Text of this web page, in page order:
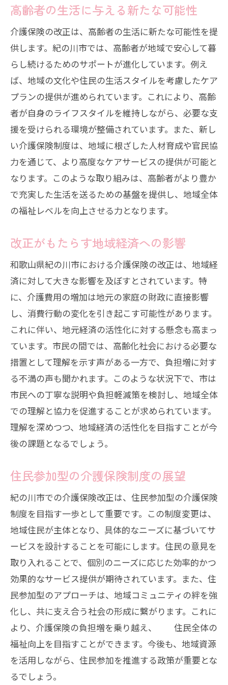
地域住民が知るべき介護保険改正の詳細とそ
の影響
新しい介護保険制度のポイント解説
住民が直面する具体的な影響とは
介護保険料の変更と家庭への影響
改正による生活の質への影響分析
地域住民に求められる知識と理解
政策変更に伴う相談窓口の活用法
介護保険改正に対する紀の川市民の声と支援
策の展開
市民の声を反映した政策改善の取り組み
支援策の現状と今後の展開予定
能性を考察
持続可能な介護保険制度への道筋
未来を見据えた高齢者支援のビジョン
革新を遂げる介護サービスの在り方
地域特性を活かした制度の進化
和歌山県紀の川市における介護保険改正の課
題と克服策
改正に伴う課題とその影響の分析
新制度下での問題解決事例の紹介
介護保険制度の進化を辿る紀の川市の福祉の
未来展望
歴史から見る介護保険制度の変遷
制度発展の鍵となる技術革新
地方自治体の役割と未来への挑戦
高齢者の生活に与える新たな可能性
介護保険の改正は、高齢者の生活に新たな可能性を提
供します。紀の川市では、高齢者が地域で安心して暮
らし続けるためのサポートが進化しています。例え
ば、地域の文化や住民の生活スタイルを考慮したケア
プランの提供が進められています。これにより、高齢
者が自身のライフスタイルを維持しながら、必要な支
援を受けられる環境が整備されています。また、新し
い介護保険制度は、地域に根ざした人材育成や官民協
力を通じて、より高度なケアサービスの提供が可能と
なります。このような取り組みは、高齢者がより豊か
で充実した生活を送るための基盤を提供し、地域全体
の福祉レベルを向上させる力となります。
改正がもたらす地域経済への影響
和歌山県紀の川市における介護保険の改正は、地域経
済に対して大きな影響を及ぼすとされています。特
に、介護費用の増加は地元の家庭の財政に直接影響
し、消費行動の変化を引き起こす可能性があります。
これに伴い、地元経済の活性化に対する懸念も高まっ
ています。市民の間では、高齢化社会における必要な
措置として理解を示す声がある一方で、負担増に対す
る不満の声も聞かれます。このような状況下で、市は
市民への丁寧な説明や負担軽減策を検討し、地域全体
での理解と協力を促進することが求められています。
理解を深めつつ、地域経済の活性化を目指すことが今
後の課題となるでしょう。
住民参加型の介護保険制度の展望
紀の川市での介護保険改正は、住民参加型の介護保険
制度を目指す一歩として重要です。この制度変更は、
地域住民が主体となり、具体的なニーズに基づいてサ
ービスを設計することを可能にします。住民の意見を
取り入れることで、個別のニーズに応じた効率的かつ
効果的なサービス提供が期待されています。また、住
民参加型のアプローチは、地域コミュニティの絆を強
化し、共に支え合う社会の形成に繋がります。これに
より、介護保険の負担増を乗り越え、 住民全体の
福祉向上を目指すことができます。今後も、地域資源
を活用しながら、住民参加を推進する政策が重要とな
るでしょう。